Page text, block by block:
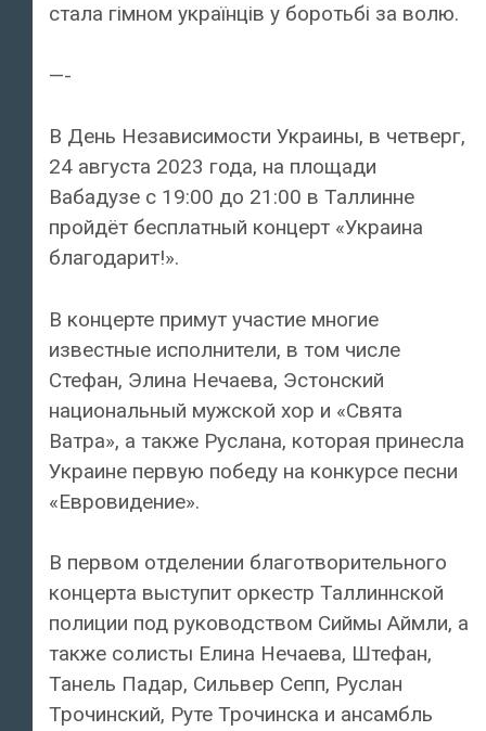
стала гімном українців у боротьбі за волю.
—-
В День Независимости Украины, в четверг,
24 августа 2023 года, на площади
Вабадузе с 19:00 до 21:00 в Таллинне
пройдёт бесплатный концерт «Украина
благодарит!».
В концерте примут участие многие
известные исполнители, в том числе
Стефан, Элина Нечаева, Эстонский
национальный мужской хор и «Свята
Ватра», а также Руслана, которая принесла
Украине первую победу на конкурсе песни
«Евровидение».
В первом отделении благотворительного
концерта выступит оркестр Таллиннской
полиции под руководством Сиймы Аймли, а
также солисты Елина Нечаева, Штефан,
Танель Падар, Сильвер Сепп, Руслан
Трочинский, Руте Трочинска и ансамбль